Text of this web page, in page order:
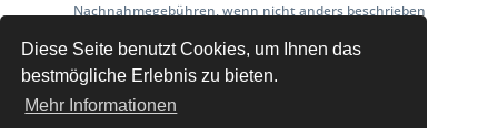
Diese Seite benutzt Cookies, um Ihnen das
bestmögliche Erlebnis zu bieten.
Mehr Informationen
Nachnahmegebühren, wenn nicht anders beschrieben
AGB Bestellung & Zahlung
Datenschutz